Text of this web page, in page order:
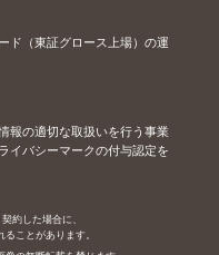
ド（東証グロース上場）の運
報の適切な取扱いを行う事業
イバシーマークの付与認定を
約した場合に、
ことがあります。